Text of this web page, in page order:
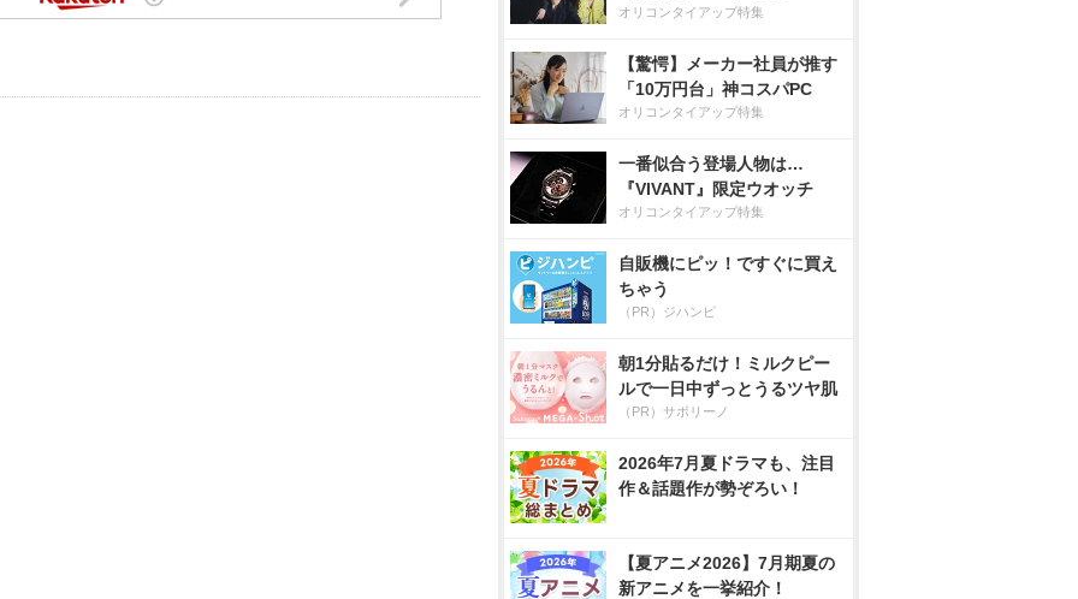
オリコンタイアップ特集
【驚愕】メーカー社員が推す
「10万円台」神コスパPC
オリコンタイアップ特集
一番似合う登場人物は…
『VIVANT』限定ウオッチ
オリコンタイアップ特集
自販機にピッ！ですぐに買え
ちゃう
（PR）ジハンピ
朝1分貼るだけ！ミルクピー
ルで一日中ずっとうるツヤ肌
（PR）サボリーノ
2026年7月夏ドラマも、注目
作＆話題作が勢ぞろい！
【夏アニメ2026】7月期夏の
新アニメを一挙紹介！